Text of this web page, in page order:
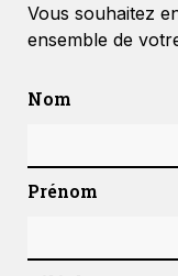
Vous souhaitez
ensemble de
Nom
Prénom